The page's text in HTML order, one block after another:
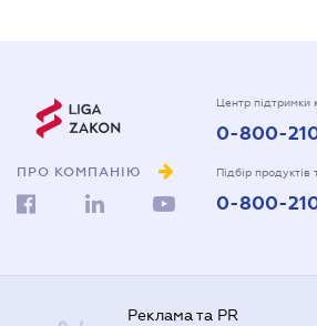
ПРО КОМПАНІЮ
Центр підтримки
0-800-
Підбір продуктів
0-800-
Реклама та PR